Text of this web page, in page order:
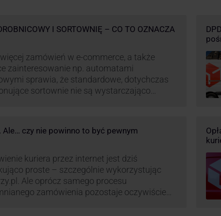
I SORTOWNIĘ – CO TO OZNACZA
zamówień w e-commerce, a także
zainteresowanie np. automatami
sprawia, że standardowe, dotychczas
sortownie nie są wystarczająco
transportowo-logistyczne.
DPD w …
Ale… czy nie powinno to być pewnym
kuriera przez internet jest dziś
proste – szczególnie wykorzystując
Ale oprócz samego procesu
zamówienia pozostaje oczywiście